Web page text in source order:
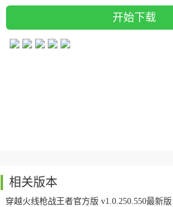
开始下载
相关版本
穿越火线枪战王者官方版 v1.0.250.550最新版